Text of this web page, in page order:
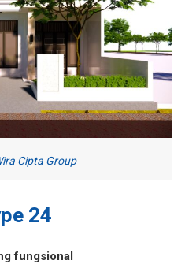
Cipta Group
24
fungsional